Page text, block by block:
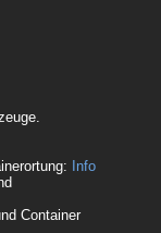
Info
Container